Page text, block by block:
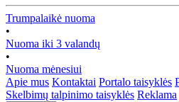
Trumpalaikė nuoma
•
Nuoma iki 3 valandų
•
Nuoma mėnesiui
Apie mus Kontaktai Portalo taisyklės
Skelbimų talpinimo taisyklės Reklama